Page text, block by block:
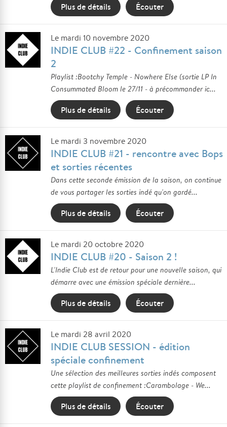
Plus de détails Écouter
Le mardi 10 novembre 2020
INDIE CLUB #22 - Confinement saison
2
Playlist :Bootchy Temple - Nowhere Else (sortie LP In
Consummated Bloom le 27/11 - à précommander ic...
Plus de détails Écouter
Le mardi 3 novembre 2020
INDIE CLUB #21 - rencontre avec Bops
et sorties récentes
Dans cette seconde émission de la saison, on continue
de vous partager les sorties indé qu'on gardé...
Plus de détails Écouter
Le mardi 20 octobre 2020
INDIE CLUB #20 - Saison 2 !
L'Indie Club est de retour pour une nouvelle saison, qui
démarre avec une émission spéciale dernière...
Plus de détails Écouter
Le mardi 28 avril 2020
INDIE CLUB SESSION - édition
spéciale confinement
Une sélection des meilleures sorties indés composent
cette playlist de confinement :Carambolage - We...
Plus de détails Écouter